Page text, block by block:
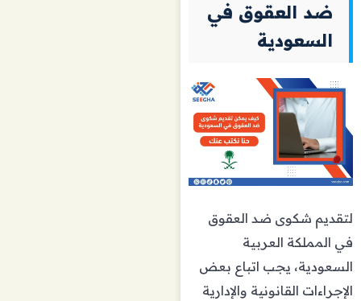
ضد العقوق في
السعودية
لتقديم شكوى ضد العقوق
في المملكة العربية
السعودية، يجب اتباع بعض
الإجراءات القانونية والإدارية